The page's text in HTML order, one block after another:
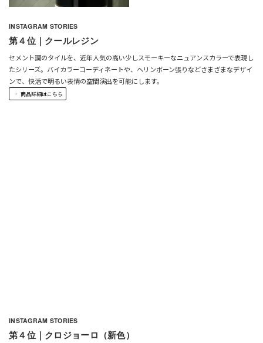
INSTAGRAM STORIES
第４位｜クールレジン
セメント調のタイルを、近年人気の高い少しスモーキーなニュアンスカラーで表現し
たシリーズ。バイカラーコーディネートや、ヘリンボーン張りなどさまざまなデザイ
ンで、快活で明るい表情の空間演出を可能にします。
商品詳細はこちら
INSTAGRAM STORIES
第４位｜クロジョーロ（新色）